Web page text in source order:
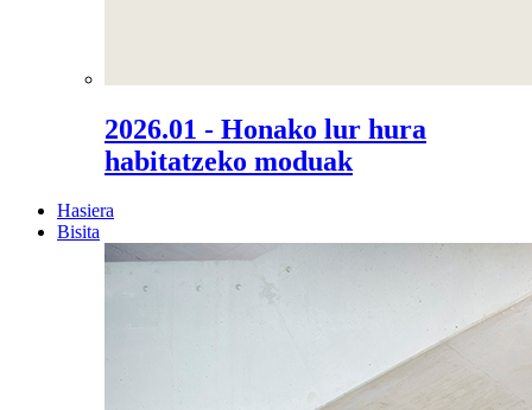
2026.01 - Honako lur hura
habitatzeko moduak
Hasiera
Bisita